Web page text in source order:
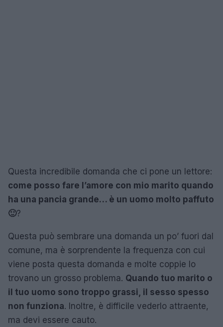
Questa incredibile domanda che ci pone un lettore:
come posso fare l’amore con mio marito quando
ha una pancia grande… è un uomo molto paffuto
🙂?
Questa può sembrare una domanda un po’ fuori dal
comune, ma è sorprendente la frequenza con cui
viene posta questa domanda e molte coppie lo
trovano un grosso problema. Quando tuo marito o
il tuo uomo sono troppo grassi, il sesso spesso
non funziona. Inoltre, è difficile vederlo attraente,
ma devi essere cauto.